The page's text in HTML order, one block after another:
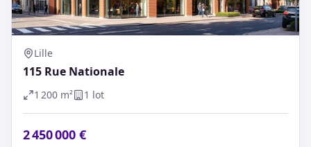
Lille
115 Rue Nationale
1 200 m² 1 lot
2 450 000 €